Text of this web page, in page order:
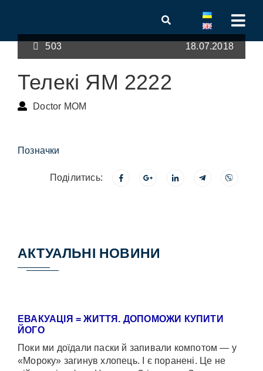
503 18.07.2018
Телекі ЯМ 2222
Doctor MOM
Позначки
Поділитись:
АКТУАЛЬНІ НОВИНИ
ЕВАКУАЦІЯ = ЖИТТЯ. ДОПОМОЖИ КУПИТИ
ЙОГО
Поки ми доїдали паски й запивали компотом — у
«Мороку» загинув хлопець. І є поранені. Це не